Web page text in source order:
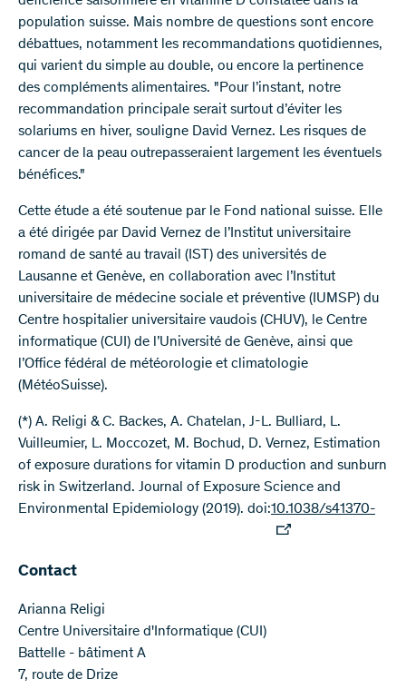
population suisse. Mais nombre de questions sont encore
débattues, notamment les recommandations quotidiennes,
qui varient du simple au double, ou encore la pertinence
des compléments alimentaires. "Pour l’instant, notre
recommandation principale serait surtout d’éviter les
solariums en hiver, souligne David Vernez. Les risques de
cancer de la peau outrepasseraient largement les éventuels
bénéfices."
Cette étude a été soutenue par le Fond national suisse. Elle
a été dirigée par David Vernez de l’Institut universitaire
romand de santé au travail (IST) des universités de
Lausanne et Genève, en collaboration avec l’Institut
universitaire de médecine sociale et préventive (IUMSP) du
Centre hospitalier universitaire vaudois (CHUV), le Centre
informatique (CUI) de l’Université de Genève, ainsi que
l’Office fédéral de météorologie et climatologie
(MétéoSuisse).
(*) A. Religi & C. Backes, A. Chatelan, J-L. Bulliard, L.
Vuilleumier, L. Moccozet, M. Bochud, D. Vernez, Estimation
of exposure durations for vitamin D production and sunburn
risk in Switzerland. Journal of Exposure Science and
Environmental Epidemiology (2019). doi:10.1038/s41370-
Contact
Arianna Religi
Centre Universitaire d'Informatique (CUI)
Battelle - bâtiment A
7, route de Drize